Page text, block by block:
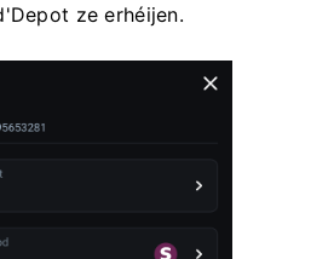
ze erhéijen.